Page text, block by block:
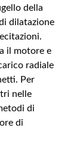
della
dilatazione
il motore e
radiale
Per
nelle
di
di